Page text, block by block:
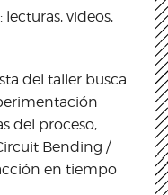
videos,
del taller busca
del proceso,
Bending /
en tiempo